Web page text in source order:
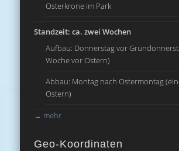
Osterkrone im Park
Standzeit: ca. zwei Wochen
Aufbau: Donnerstag vor
Woche vor Ostern)
Abbau: Montag nach Ostermontag
Ostern)
→ mehr
Geo-Koordinaten